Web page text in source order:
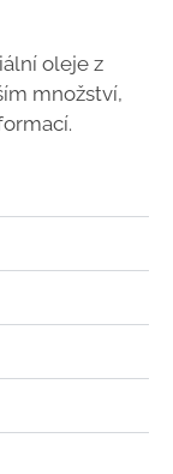
oleje z
množství,